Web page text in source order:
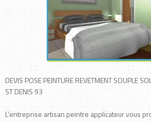
DEVIS POSE PEINTURE REVETMENT SOUPLE
ST DENIS 93
L’entreprise artisan peintre applicateur vous